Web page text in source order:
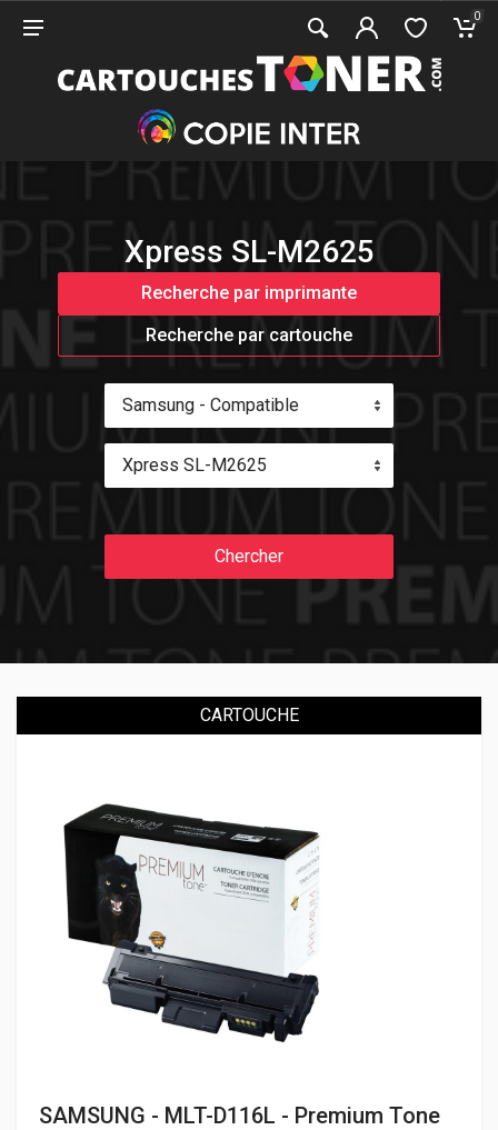
0
Xpress SL-M2625
Recherche par imprimante
Recherche par cartouche
Samsung - Compatible
Xpress SL-M2625
Chercher
CARTOUCHE
SAMSUNG - MLT-D116L - Premium Tone